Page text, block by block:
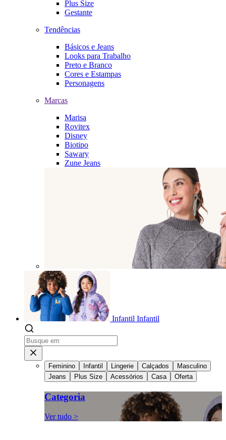
Plus Size
Gestante
Tendências
Básicos e Jeans
Looks para Trabalho
Preto e Branco
Cores e Estampas
Personagens
Marcas
Marisa
Rovitex
Disney
Biotipo
Sawary
Zune Jeans
Infantil Infantil
Feminino Infantil Lingerie Calçados
Masculino
Jeans
Plus Size Acessórios Casa Oferta
Categoria
Ver tudo >